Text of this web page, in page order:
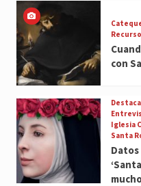
con
Iglesia
Santa
Datos